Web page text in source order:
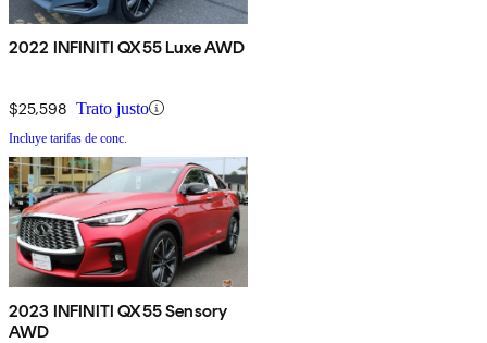
2022 INFINITI QX55 Luxe AWD
$25,598 Trato justo
Incluye tarifas de conc.
2023 INFINITI QX55 Sensory
AWD